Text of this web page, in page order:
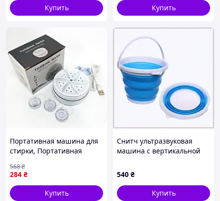
Купить Купить
Портативная машина для
стирки, Портативная
Ультразвуковая
стиральная машина DP-90
284 ₴
568₴
Купить
Снитч ультразвуковая
машина с вертикальной
540 ₴
Купить